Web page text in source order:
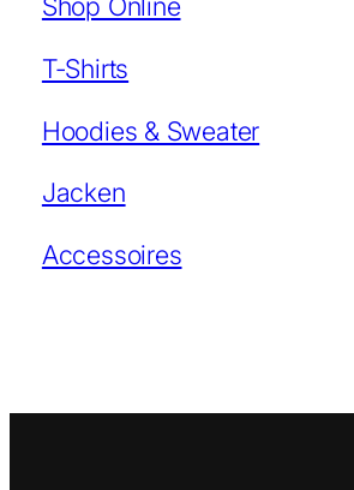
Shop Online
T-Shirts
Hoodies & Sweater
Jacken
Accessoires